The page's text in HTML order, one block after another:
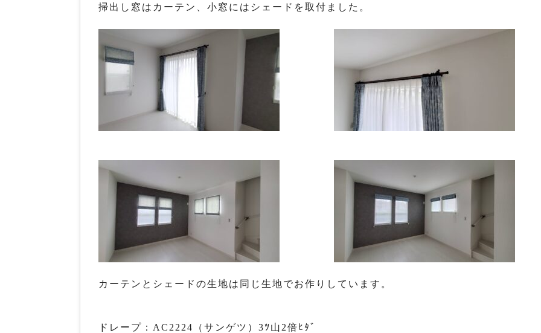
掃出し窓はカーテン、小窓にはシェードを取付ました。
カーテンとシェードの生地は同じ生地でお作りしています。
ドレープ：AC2224（サンゲツ）3ﾂ山2倍ﾋﾀﾞ